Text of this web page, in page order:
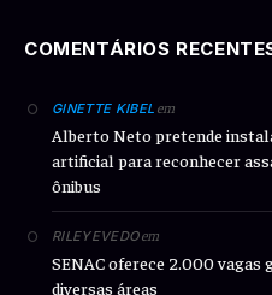
COMENTÁRIOS
GINETTE KIBEL em
Alberto Neto pretende
artificial para reconhecer
ônibus
RILEYEVEDOem
SENAC oferece 2.000
diversas áreas